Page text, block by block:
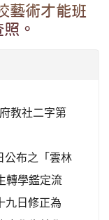
藝術才能班
。
教社二字第
布之「雲林
轉學鑑定流
九日修正為